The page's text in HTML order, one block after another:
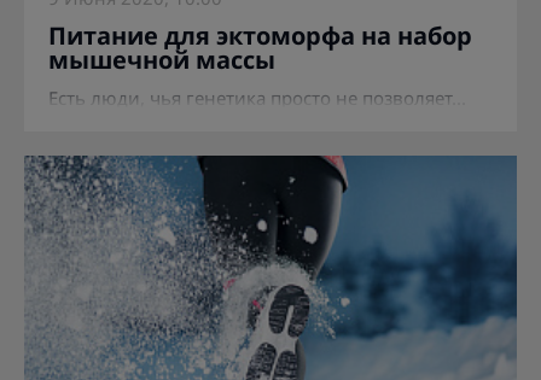
Питание для эктоморфа на набор
мышечной массы
Есть люди, чья генетика просто не позволяет...